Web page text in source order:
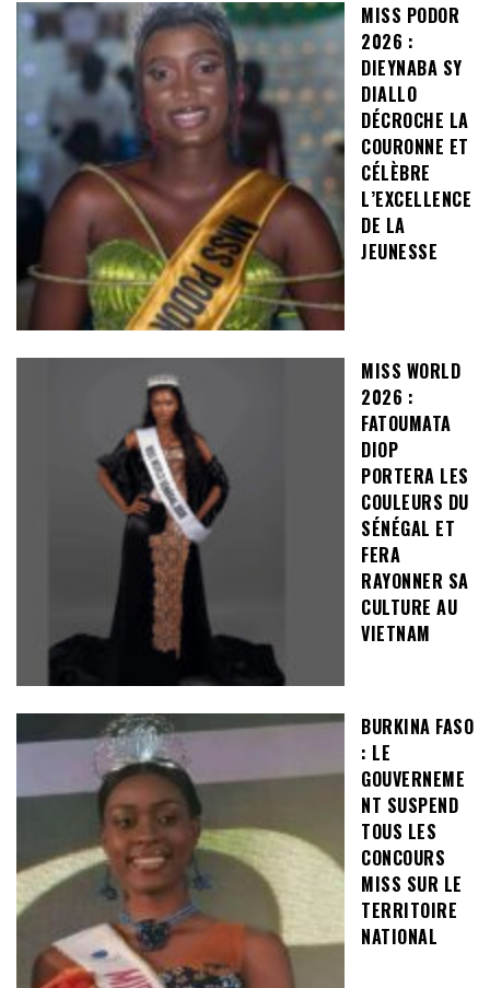
MISS PODOR
2026 :
DIEYNABA SY
DIALLO
DÉCROCHE LA
COURONNE ET
CÉLÈBRE
L’EXCELLENCE
DE LA
JEUNESSE
MISS WORLD
2026 :
FATOUMATA
DIOP
PORTERA LES
COULEURS DU
SÉNÉGAL ET
FERA
RAYONNER SA
CULTURE AU
VIETNAM
BURKINA FASO
: LE
GOUVERNEME
NT SUSPEND
TOUS LES
CONCOURS
MISS SUR LE
TERRITOIRE
NATIONAL